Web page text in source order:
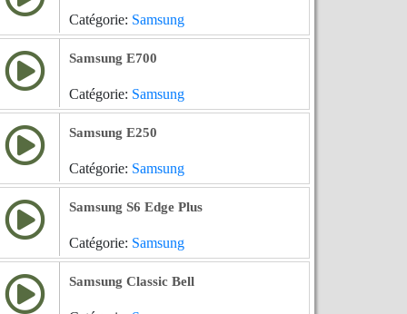
Catégorie: Samsung
Samsung E700
Catégorie: Samsung
Samsung E250
Catégorie: Samsung
Samsung S6 Edge Plus
Catégorie: Samsung
Samsung Classic Bell